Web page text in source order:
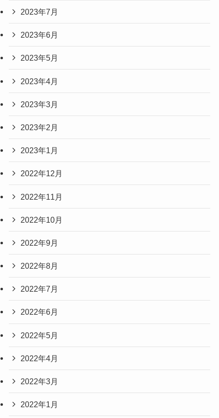
2023年7月
2023年6月
2023年5月
2023年4月
2023年3月
2023年2月
2023年1月
2022年12月
2022年11月
2022年10月
2022年9月
2022年8月
2022年7月
2022年6月
2022年5月
2022年4月
2022年3月
2022年1月